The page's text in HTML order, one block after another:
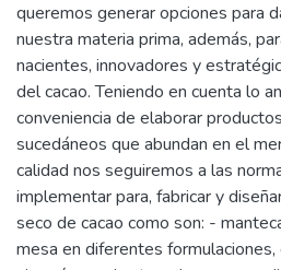
queremos generar opciones para
nuestra materia prima, además,
nacientes, innovadores y
del cacao. Teniendo en cuenta lo
conveniencia de elaborar
sucedáneos que abundan en el
calidad nos seguiremos a las
implementar para, fabricar y
seco de cacao como son: -
mesa en diferentes